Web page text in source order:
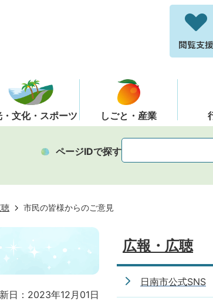
・文化・スポーツ しごと・産業
ページIDで探す
市民の皆様からのご意見
日：2023年12月01日
広報・広聴
日南市公式SNS